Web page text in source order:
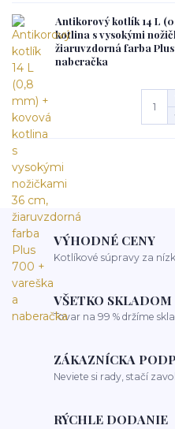
Antikorový kotlík 14 L
kotlina s vysokými
žiaruvzdorná farba Plus
naberačka
VÝHODNÉ CENY
Kotlíkové súpravy za
VŠETKO SKLADOM
Tovar na 99 % držíme
ZÁKAZNÍCKA
Neviete si rady, stačí
RÝCHLE DODANIE